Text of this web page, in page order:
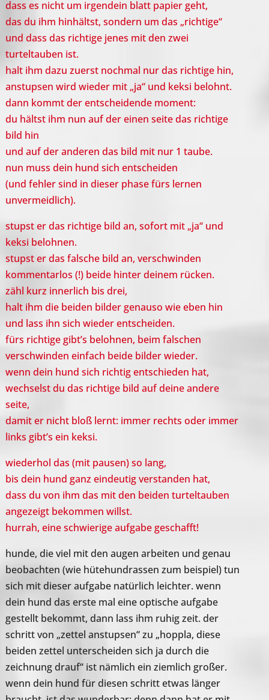
dass es nicht um irgendein blatt papier geht,
das du ihm hinhältst, sondern um das „richtige“
und dass das richtige jenes mit den zwei
turteltauben ist.
halt ihm dazu zuerst nochmal nur das richtige hin,
anstupsen wird wieder mit „ja“ und keksi belohnt.
dann kommt der entscheidende moment:
du hältst ihm nun auf der einen seite das richtige
bild hin
und auf der anderen das bild mit nur 1 taube.
nun muss dein hund sich entscheiden
(und fehler sind in dieser phase fürs lernen
unvermeidlich).
stupst er das richtige bild an, sofort mit „ja“ und
keksi belohnen.
stupst er das falsche bild an, verschwinden
kommentarlos (!) beide hinter deinem rücken.
zähl kurz innerlich bis drei,
halt ihm die beiden bilder genauso wie eben hin
und lass ihn sich wieder entscheiden.
fürs richtige gibt’s belohnen, beim falschen
verschwinden einfach beide bilder wieder.
wenn dein hund sich richtig entschieden hat,
wechselst du das richtige bild auf deine andere
seite,
damit er nicht bloß lernt: immer rechts oder immer
links gibt’s ein keksi.
wiederhol das (mit pausen) so lang,
bis dein hund ganz eindeutig verstanden hat,
dass du von ihm das mit den beiden turteltauben
angezeigt bekommen willst.
hurrah, eine schwierige aufgabe geschafft!
hunde, die viel mit den augen arbeiten und genau
beobachten (wie hütehundrassen zum beispiel) tun
sich mit dieser aufgabe natürlich leichter. wenn
dein hund das erste mal eine optische aufgabe
gestellt bekommt, dann lass ihm ruhig zeit. der
schritt von „zettel anstupsen“ zu „hoppla, diese
beiden zettel unterscheiden sich ja durch die
zeichnung drauf“ ist nämlich ein ziemlich großer.
wenn dein hund für diesen schritt etwas länger